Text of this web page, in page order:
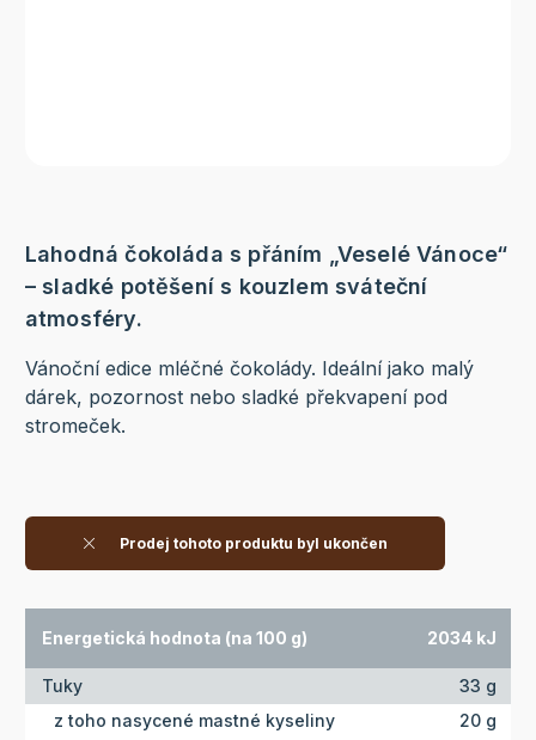
Lahodná čokoláda s přáním „Veselé Vánoce“
– sladké potěšení s kouzlem sváteční
atmosféry.
Vánoční edice mléčné čokolády. Ideální jako malý
dárek, pozornost nebo sladké překvapení pod
stromeček.
Prodej tohoto produktu byl ukončen
Energetická hodnota (na 100 g) 2034 kJ
Tuky
33 g
z toho nasycené mastné kyseliny
20 g